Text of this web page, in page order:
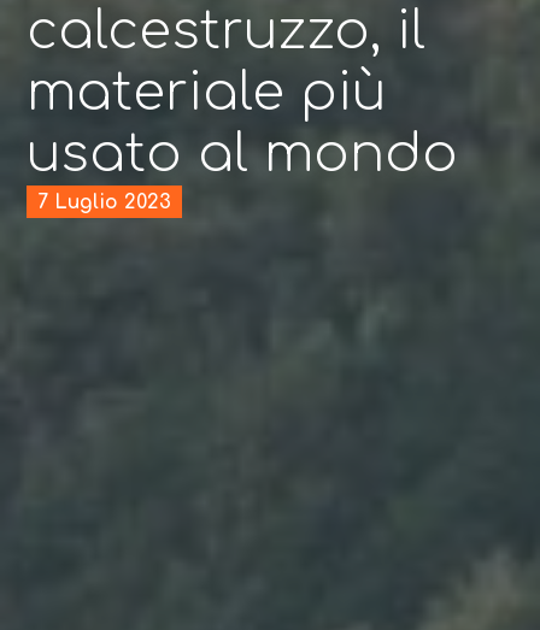
calcestruzzo, il
materiale più
usato al mondo
7 Luglio 2023